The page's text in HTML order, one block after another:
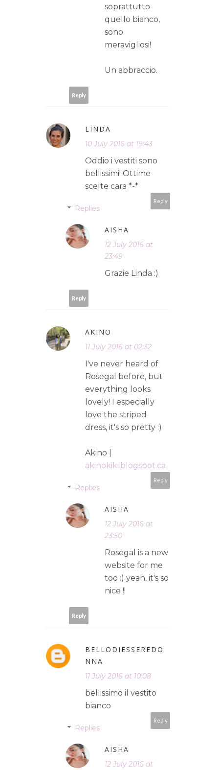
soprattutto
quello bianco,
sono
meravigliosi!
Un abbraccio.
Reply
LINDA
10 July 2016 at 19:43
Oddio i vestiti sono
bellissimi! Ottime
scelte cara *-*
Reply
Replies
AISHA
12 July 2016 at
23:49
Grazie Linda :)
Reply
AKINO
11 July 2016 at 02:32
I've never heard of
Rosegal before, but
everything looks
lovely! I especially
love the striped
dress, it's so pretty :)
Akino |
akinokiki.blogspot.ca
Reply
Replies
AISHA
12 July 2016 at
23:50
Rosegal is a new
website for me
too :) yeah, it's so
nice !!
Reply
BELLODIESSEREDO
NNA
11 July 2016 at 10:08
bellissimo il vestito
bianco
Reply
Replies
AISHA
12 July 2016 at